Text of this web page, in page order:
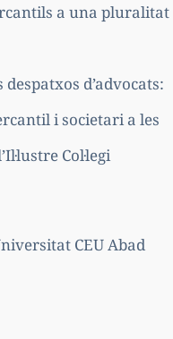
a una pluralitat
d’advocats:
i societari a les
Col·legi
CEU Abad